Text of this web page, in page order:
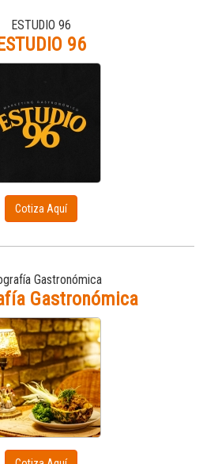
ESTUDIO 96
ESTUDIO 96
Cotiza Aquí
Gastronómica
Gastronómica